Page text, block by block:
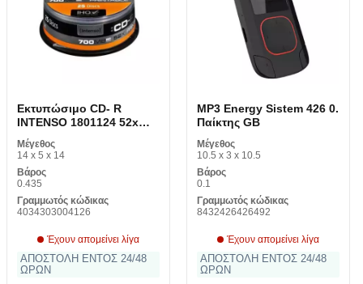
Εκτυπώσιμο CD- R
INTENSO 1801124 52x
700 MB 25 pcs 700 MB
Μέγεθος
14 x 5 x 14
Βάρος
0.435
Γραμμωτός κώδικας
4034303004126
Έχουν απομείνει λίγα
ΑΠΟΣΤΟΛΗ ΕΝΤΟΣ 24/48
ΩΡΩΝ
MP3 Energy Sistem 426 0.
Παίκτης GB
Μέγεθος
10.5 x 3 x 10.5
Βάρος
0.1
Γραμμωτός κώδικας
8432426426492
Έχουν απομείνει λίγα
ΑΠΟΣΤΟΛΗ ΕΝΤΟΣ 24/48
ΩΡΩΝ